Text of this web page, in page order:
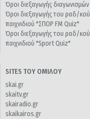
Όροι διεξαγωγής διαγωνισμών
Όροι διεξαγωγής του ραδ/κού
παιχνιδιού "ΣΠΟΡ FM Quiz"
Όροι διεξαγωγής του ραδ/κού
παιχνιδιού "Sport Quiz"
SITES ΤΟΥ ΟΜΙΛΟΥ
skai.gr
skaitv.gr
skairadio.gr
skaikairos.gr